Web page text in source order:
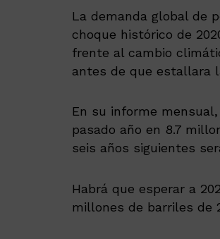
La demanda global de
choque histórico de
frente al cambio
antes de que estallara
En su informe
pasado año en 8.7
seis años siguientes
Habrá que esperar a
millones de barriles de